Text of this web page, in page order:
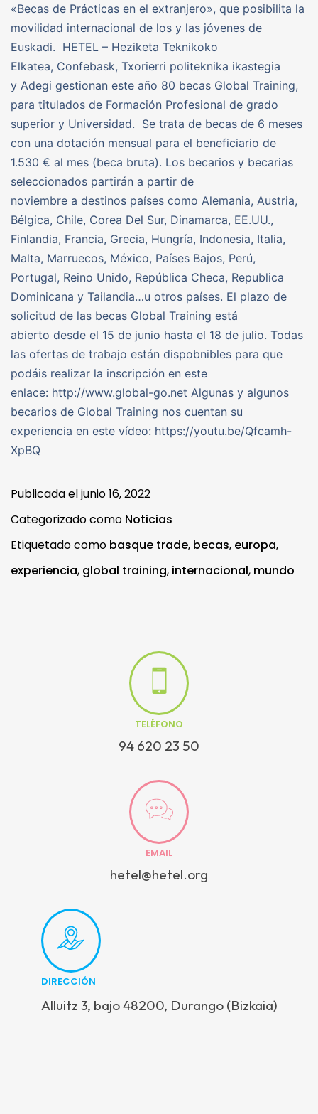
«Becas de Prácticas en el extranjero», que posibilita la
movilidad internacional de los y las jóvenes de
Euskadi. HETEL – Heziketa Teknikoko
Elkatea, Confebask, Txorierri politeknika ikastegia
y Adegi gestionan este año 80 becas Global Training,
para titulados de Formación Profesional de grado
superior y Universidad. Se trata de becas de 6 meses
con una dotación mensual para el beneficiario de
1.530 € al mes (beca bruta). Los becarios y becarias
seleccionados partirán a partir de
noviembre a destinos países como Alemania, Austria,
Bélgica, Chile, Corea Del Sur, Dinamarca, EE.UU.,
Finlandia, Francia, Grecia, Hungría, Indonesia, Italia,
Malta, Marruecos, México, Países Bajos, Perú,
Portugal, Reino Unido, República Checa, Republica
Dominicana y Tailandia…u otros países. El plazo de
solicitud de las becas Global Training está
abierto desde el 15 de junio hasta el 18 de julio. Todas
las ofertas de trabajo están dispobnibles para que
podáis realizar la inscripción en este
enlace: http://www.global-go.net Algunas y algunos
becarios de Global Training nos cuentan su
experiencia en este vídeo: https://youtu.be/Qfcamh-
XpBQ
Publicada eljunio 16, 2022
Categorizado como Noticias
Etiquetado como basque trade, becas, europa,
experiencia, global training, internacional, mundo
TELÉFONO
94 620 23 50
EMAIL
hetel@hetel.org
DIRECCIÓN
Alluitz 3, bajo 48200, Durango (Bizkaia)